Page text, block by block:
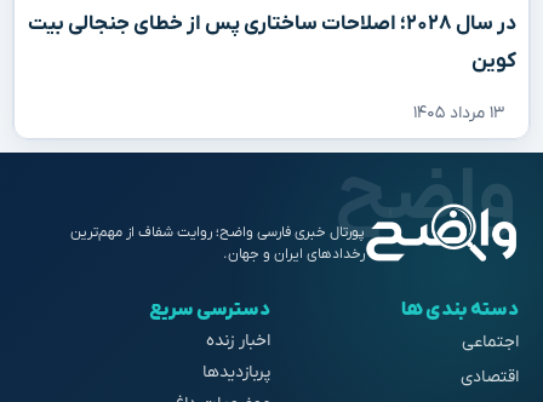
در سال ۲۰۲۸؛ اصلاحات ساختاری پس از خطای جنجالی بیت
کوین
۱۳ مرداد ۱۴۰۵
پورتال خبری فارسی واضح؛ روایت شفاف از مهم‌ترین
رخدادهای ایران و جهان.
دسته بندی ها
اجتماعی
اقتصادی
دسترسی سریع
اخبار زنده
پربازدیدها